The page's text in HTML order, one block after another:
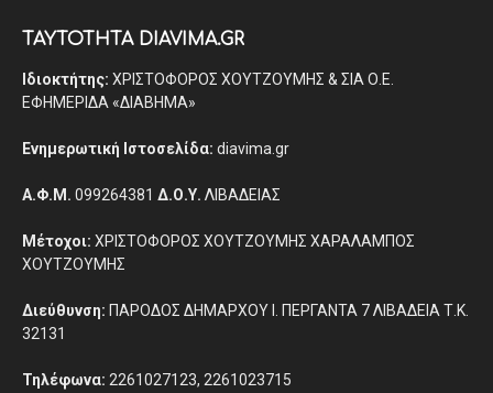
ΤΑΥΤΟΤΗΤΑ DIAVIMA.GR
Ιδιοκτήτης: ΧΡΙΣΤΟΦΟΡΟΣ ΧΟΥΤΖΟΥΜΗΣ & ΣΙΑ Ο.Ε.
ΕΦΗΜΕΡΙΔΑ «ΔΙΑΒΗΜΑ»
Ενημερωτική Ιστοσελίδα: diavima.gr
Α.Φ.Μ. 099264381 Δ.Ο.Υ. ΛΙΒΑΔΕΙΑΣ
Μέτοχοι: ΧΡΙΣΤΟΦΟΡΟΣ ΧΟΥΤΖΟΥΜΗΣ ΧΑΡΑΛΑΜΠΟΣ
ΧΟΥΤΖΟΥΜΗΣ
Διεύθυνση: ΠΑΡΟΔΟΣ ΔΗΜΑΡΧΟΥ Ι. ΠΕΡΓΑΝΤΑ 7 ΛΙΒΑΔΕΙΑ Τ.Κ.
32131
Τηλέφωνα: 2261027123, 2261023715